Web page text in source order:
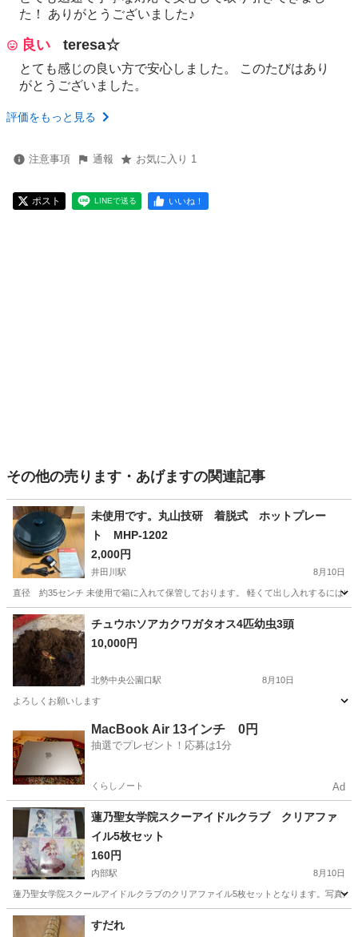
た！ ありがとうございました♪
良い teresa☆
とても感じの良い方で安心しました。 このたびはあり
がとうございました。
評価をもっと見る
注意事項 通報 お気に入り 1
ポスト LINEで送る いいね！
その他の売ります・あげますの関連記事
未使用です。丸山技研 着脱式 ホットプレー
ト MHP-1202
2,000円
井田川駅 8月10日
直径 約35センチ 未使用で箱に入れて保管しております。 軽くて出し入れするにはい
三重 亀山市 井田川駅 その他
チュウホソアカクワガタオス4匹幼虫3頭
10,000円
北勢中央公園口駅 8月10日
よろしくお願いします
北勢中央公園口駅 その他 幼虫
MacBook Air 13インチ 0円
抽選でプレゼント！応募は1分
くらしノート Ad
蓮乃聖女学院スクーアイドルクラブ クリアファ
イル5枚セット
160円
内部駅 8月10日
蓮乃聖女学院スクールアイドルクラブのクリアファイル5枚セットとなります。写真
三重 四日市市 内部駅
すだれ